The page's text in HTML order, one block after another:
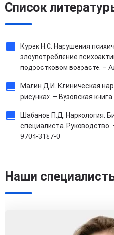
Список
Курек Н.С. Нарушения
злоупотребление
подростковом возрасте. –
Малин Д.И. Клиническая
рисунках. – Вузовская
Шабанов П.Д. Наркология.
специалиста.
9704-3187-0
Наши